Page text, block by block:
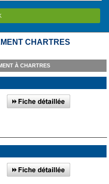
CHARTRES
À CHARTRES